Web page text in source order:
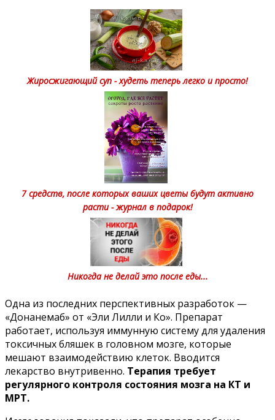
Жиросжигающий суп - худеть теперь легко и просто!
7 средств, после которых ваших цветы будут активно
расти - журнал в подарок!
Никогда не делай это после еды...
Одна из последних перспективных разработок —
«Донанемаб» от «Эли Лилли и Ко». Препарат
работает, используя иммунную систему для удаления
токсичных бляшек в головном мозге, которые
мешают взаимодействию клеток. Вводится
лекарство внутривенно. Терапия требует
регулярного контроля состояния мозга на КТ и
МРТ.